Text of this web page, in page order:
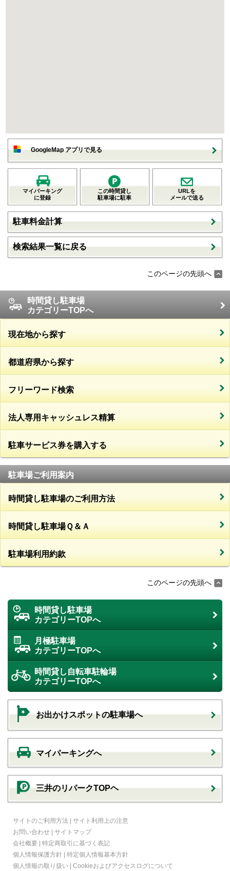
GoogleMap アプリで見る
マイパーキング
に登録
この時間貸し
駐車場に駐車
URLを
メールで送る
駐車料金計算
検索結果一覧に戻る
このページの先頭へ
時間貸し駐車場
カテゴリーTOPへ
現在地から探す
都道府県から探す
フリーワード検索
法人専用キャッシュレス精算
駐車サービス券を購入する
駐車場ご利用案内
時間貸し駐車場のご利用方法
時間貸し駐車場Ｑ＆Ａ
駐車場利用約款
このページの先頭へ
時間貸し駐車場
カテゴリーTOPへ
月極駐車場
カテゴリーTOPへ
時間貸し自転車駐輪場
カテゴリーTOPへ
お出かけスポットの駐車場へ
マイパーキングへ
三井のリパークTOPヘ
サイトのご利用方法 | サイト利用上の注意
お問い合わせ | サイトマップ
会社概要 | 特定商取引に基づく表記
個人情報保護方針 | 特定個人情報基本方針
個人情報の取り扱い | Cookieおよびアクセスログについて